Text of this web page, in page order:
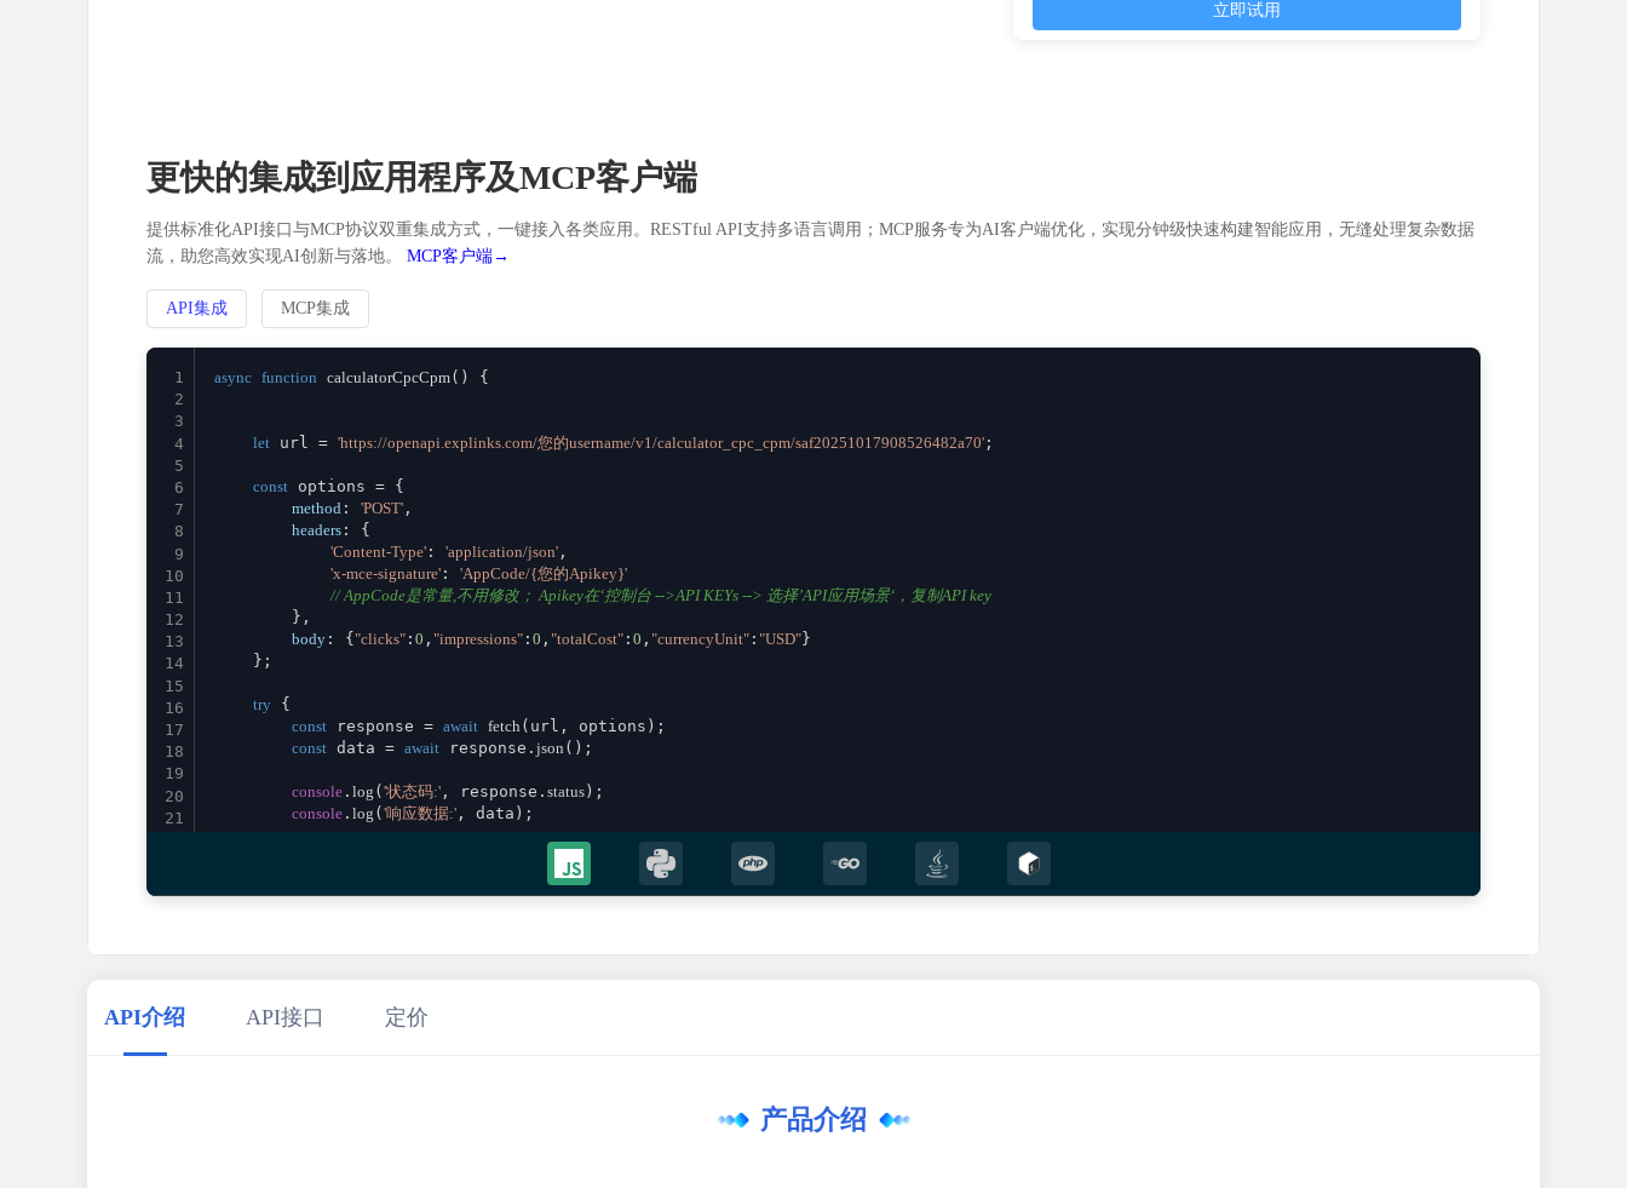
立即试用
更快的集成到应用程序及MCP客户端
提供标准化API接口与MCP协议双重集成方式，一键接入各类应用。RESTful API支持多语言调用；MCP服务专为AI客户端优化，实现分钟级快速构建智能应用，无缝处理复杂数据
流，助您高效实现AI创新与落地。 MCP客户端→
API集成 MCP集成
1
2
3
4
5
6
7
8
9
10
11
12
13
14
15
16
17
18
19
20
21
30
32
async function calculatorCpcCpm( ) {
let url = 'https://openapi.explinks.com/您的username/v1/calculator_cpc_cpm/saf20251017908526482a70' ;
const options = {
method : 'POST' ,
headers : {
'Content-Type' : 'application/json' ,
'x-mce-signature' : 'AppCode/{您的Apikey}'
// AppCode是常量,不用修改； Apikey在‘控制台 -->API KEYs --> 选择’API应用场景‘，复制API key
        },
body : { "clicks" : 0 , "impressions" : 0 , "totalCost" : 0 , "currencyUnit" : "USD" }
    };
try {
const response = await fetch (url, options);
const data = await response. json ();
console . log ( '状态码:' , response. status );
console . log ( '响应数据:' , data);
console.error('请求失败:', error);
// 使用示例
calculatorCpcCpm
API介绍 API接口 定价
产品介绍